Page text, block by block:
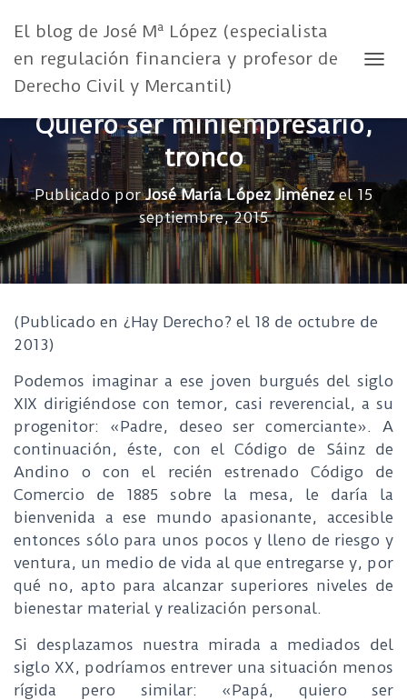
El blog de José Mª López (especialista
en regulación financiera y profesor de
Derecho Civil y Mercantil)
Quiero ser miniempresario,
tronco
Publicado porJosé María López Jiménezel 15
septiembre, 2015
(Publicado en ¿Hay Derecho? el 18 de octubre de
2013)
Podemos imaginar a ese joven burgués del siglo
XIX dirigiéndose con temor, casi reverencial, a su
progenitor: «Padre, deseo ser comerciante». A
continuación, éste, con el Código de Sáinz de
Andino o con el recién estrenado Código de
Comercio de 1885 sobre la mesa, le daría la
bienvenida a ese mundo apasionante, accesible
entonces sólo para unos pocos y lleno de riesgo y
ventura, un medio de vida al que entregarse y, por
qué no, apto para alcanzar superiores niveles de
bienestar material y realización personal.
Si desplazamos nuestra mirada a mediados del
siglo XX, podríamos entrever una situación menos
rígida pero similar: «Papá, quiero ser